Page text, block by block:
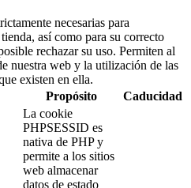
necesarias para
así como para su correcto
rechazar su uso. Permiten al
nuestra web y la utilización de las
existen en ella.
Propósito Caducidad
La cookie
PHPSESSID es
nativa de PHP y
permite a los sitios
web almacenar
datos de estado